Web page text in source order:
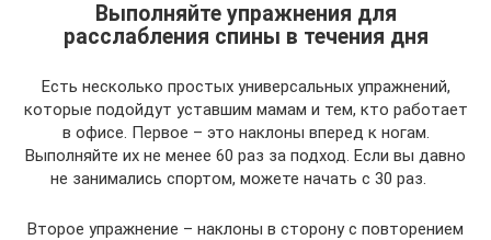
Выполняйте упражнения для
расслабления спины в течения дня
Есть несколько простых универсальных упражнений,
которые подойдут уставшим мамам и тем, кто работает
в офисе. Первое – это наклоны вперед к ногам.
Выполняйте их не менее 60 раз за подход. Если вы давно
не занимались спортом, можете начать с 30 раз.
Второе упражнение – наклоны в сторону с повторением